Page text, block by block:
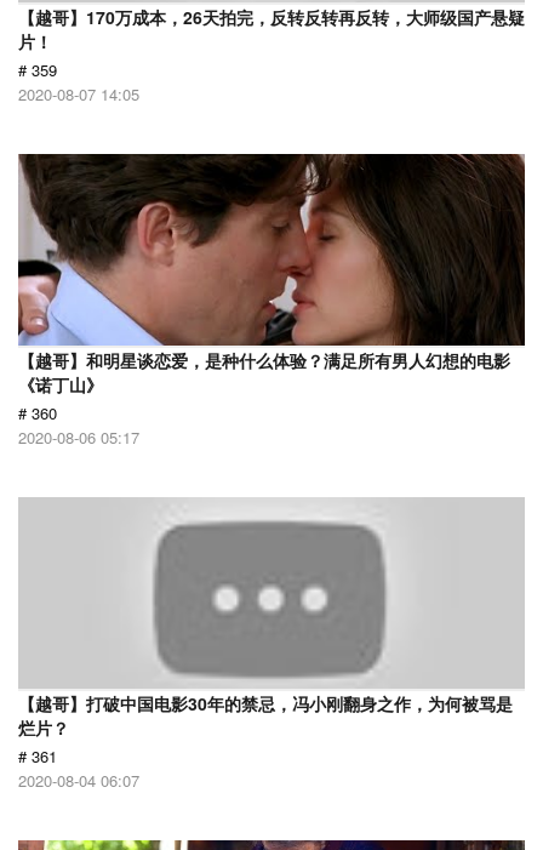
【越哥】170万成本，26天拍完，反转反转再反转，大师级国产悬疑
片！
# 359
2020-08-07 14:05
【越哥】和明星谈恋爱，是种什么体验？满足所有男人幻想的电影
《诺丁山》
# 360
2020-08-06 05:17
【越哥】打破中国电影30年的禁忌，冯小刚翻身之作，为何被骂是
烂片？
# 361
2020-08-04 06:07